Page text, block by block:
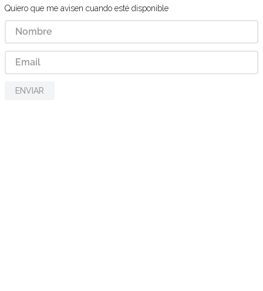
Quiero que me avisen cuando esté disponible
ENVIAR